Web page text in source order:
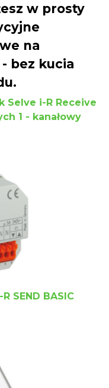
w prosty
na
bez kucia
Selve i-R Receive
1 - kanałowy
SEND BASIC